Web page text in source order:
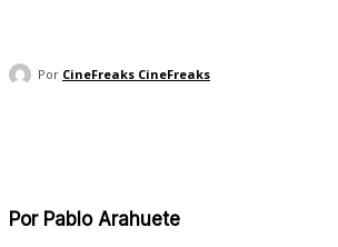
Por CineFreaks CineFreaks
Por Pablo Arahuete